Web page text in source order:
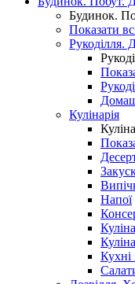
Будинок.
Показати
Рукоділля.
Кулінарія
Напої
Кухні